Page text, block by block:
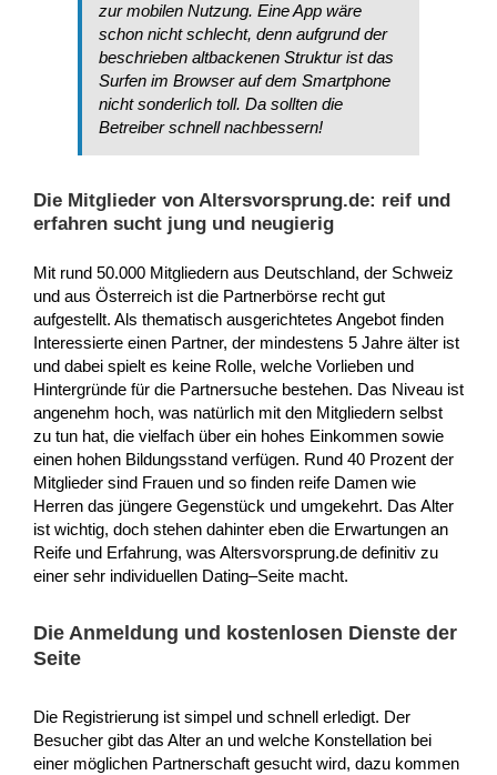
zur mobilen Nutzung. Eine App wäre
schon nicht schlecht, denn aufgrund der
beschrieben altbackenen Struktur ist das
Surfen im Browser auf dem Smartphone
nicht sonderlich toll. Da sollten die
Betreiber schnell nachbessern!
Die Mitglieder von Altersvorsprung.de: reif und
erfahren sucht jung und neugierig
Mit rund 50.000 Mitgliedern aus Deutschland, der Schweiz
und aus Österreich ist die Partnerbörse recht gut
aufgestellt. Als thematisch ausgerichtetes Angebot finden
Interessierte einen Partner, der mindestens 5 Jahre älter ist
und dabei spielt es keine Rolle, welche Vorlieben und
Hintergründe für die Partnersuche bestehen. Das Niveau ist
angenehm hoch, was natürlich mit den Mitgliedern selbst
zu tun hat, die vielfach über ein hohes Einkommen sowie
einen hohen Bildungsstand verfügen. Rund 40 Prozent der
Mitglieder sind Frauen und so finden reife Damen wie
Herren das jüngere Gegenstück und umgekehrt. Das Alter
ist wichtig, doch stehen dahinter eben die Erwartungen an
Reife und Erfahrung, was Altersvorsprung.de definitiv zu
einer sehr individuellen Dating–Seite macht.
Die Anmeldung und kostenlosen Dienste der
Seite
Die Registrierung ist simpel und schnell erledigt. Der
Besucher gibt das Alter an und welche Konstellation bei
einer möglichen Partnerschaft gesucht wird, dazu kommen